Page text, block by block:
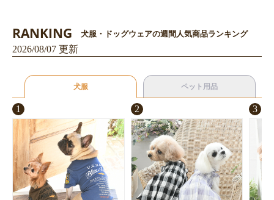
RANKING 犬服・ドッグウェアの週間人気商品ランキング
2026/08/07 更新
犬服 ペット用品
1 2 3